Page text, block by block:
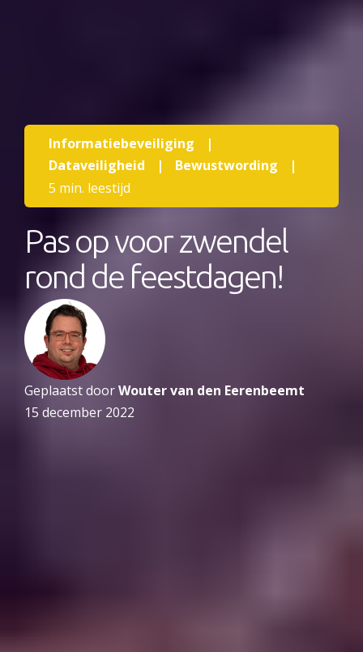
Informatiebeveiliging
|
Dataveiligheid
| Bewustwording
|
5 min. leestijd
Pas op voor zwendel
rond de feestdagen!
Geplaatst doorWouter van den Eerenbeemt
15 december 2022